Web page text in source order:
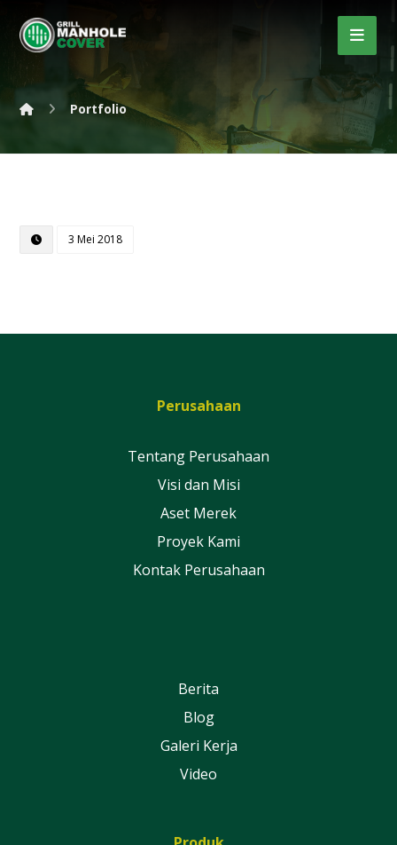
Portfolio
3 Mei 2018
Perusahaan
Tentang Perusahaan
Visi dan Misi
Aset Merek
Proyek Kami
Kontak Perusahaan
Berita
Blog
Galeri Kerja
Video